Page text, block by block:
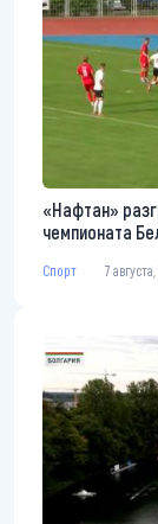
«Нафтан»
чемпионата
Спорт 7